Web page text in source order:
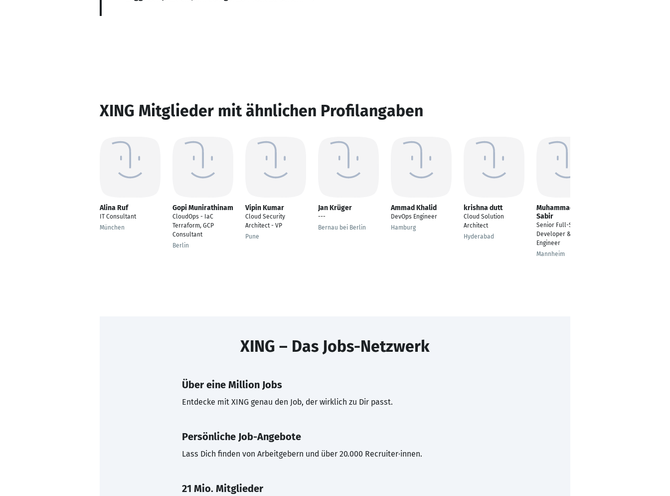
XING Mitglieder mit ähnlichen Profilangaben
Alina Ruf
IT Consultant
München
Gopi Munirathinam
CloudOps - IaC
Terraform, GCP
Consultant
Berlin
Vipin Kumar
Cloud Security
Architect - VP
Pune
Jan Krüger
---
Bernau bei Berlin
Ammad Khalid
DevOps Engineer
Hamburg
krishna dutt
Cloud Solution
Architect
Hyderabad
Muhammad Umair
Sabir
Senior Full-Stack
Developer & Devops
Engineer
Mannheim
XING – Das Jobs-Netzwerk
Über eine Million Jobs
Entdecke mit XING genau den Job, der wirklich zu Dir passt.
Persönliche Job-Angebote
Lass Dich finden von Arbeitgebern und über 20.000 Recruiter·innen.
21 Mio. Mitglieder